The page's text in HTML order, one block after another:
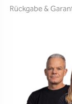
Rückgabe &